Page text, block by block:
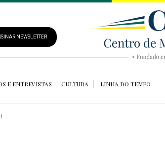
NEWSLETTER
E ENTREVISTAS CULTURA LINHA DO TEMPO